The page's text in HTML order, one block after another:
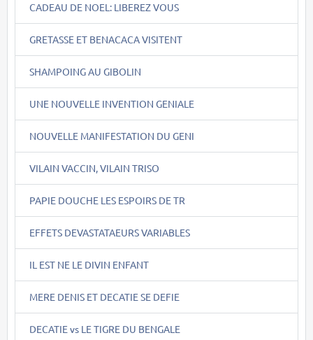
CADEAU DE NOEL: LIBEREZ VOUS
GRETASSE ET BENACACA VISITENT
SHAMPOING AU GIBOLIN
UNE NOUVELLE INVENTION GENIALE
NOUVELLE MANIFESTATION DU GENI
VILAIN VACCIN, VILAIN TRISO
PAPIE DOUCHE LES ESPOIRS DE TR
EFFETS DEVASTATAEURS VARIABLES
IL EST NE LE DIVIN ENFANT
MERE DENIS ET DECATIE SE DEFIE
DECATIE vs LE TIGRE DU BENGALE